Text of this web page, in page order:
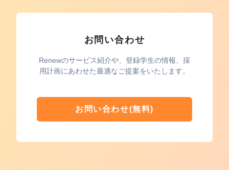
お問い合わせ
Renewのサービス紹介や、登録学生の情報、採
用計画にあわせた最適なご提案をいたします。
お問い合わせ(無料)